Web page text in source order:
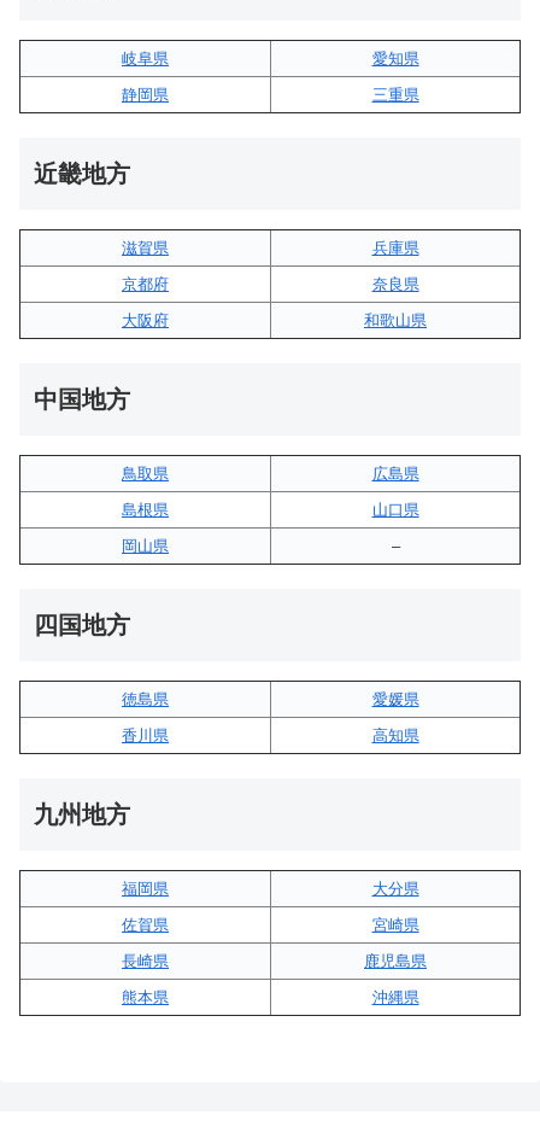
岐阜県
愛知県
静岡県
三重県
近畿地方
滋賀県
兵庫県
京都府
奈良県
大阪府
和歌山県
中国地方
鳥取県
広島県
島根県
山口県
岡山県
–
四国地方
徳島県
愛媛県
香川県
高知県
九州地方
福岡県
大分県
佐賀県
宮崎県
長崎県
鹿児島県
熊本県
沖縄県